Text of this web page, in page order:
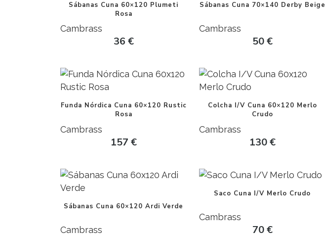
Sábanas Cuna 60×120 Plumeti
Rosa
Cambrass
36 €
Sábanas Cuna 70×140 Derby Beige
Cambrass
50€
Funda Nórdica Cuna 60×120 Rustic
Rosa
Cambrass
157 €
Colcha I/V Cuna 60×120 Merlo
Crudo
Cambrass
130€
Sábanas Cuna 60×120 Ardi Verde
Cambrass
Saco Cuna I/V Merlo Crudo
Cambrass
70€